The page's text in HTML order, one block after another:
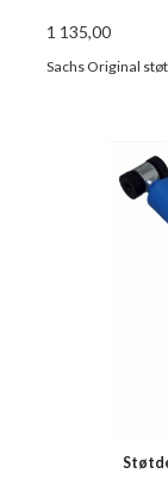
1 135,00
Sachs Original